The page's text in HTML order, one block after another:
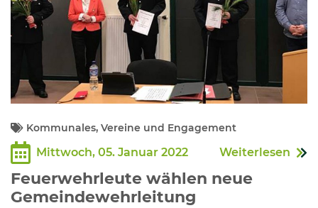
Kommunales, Vereine und Engagement
Mittwoch, 05. Januar 2022 Weiterlesen
Feuerwehrleute wählen neue
Gemeindewehrleitung